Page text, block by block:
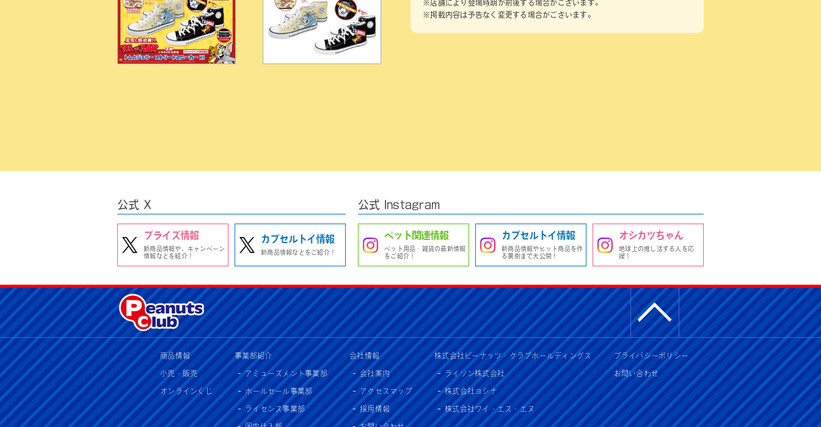
※店舗により登場時期が前後する場合がございます。
※掲載内容は予告なく変更する場合がございます。
公式 X
プライズ情報
新商品情報や、キャンペーン
情報などを紹介！
カプセルトイ情報
新商品情報などをご紹介！
公式 Instagram
ペット関連情報
ペット用品・雑貨の最新情報
をご紹介！
カプセルトイ情報
新商品情報やヒット商品を作
る裏側まで大公開！
オシカツちゃん
地球上の推し活する人を応
援！
商品情報
小売・販売
オンラインくじ
事業部紹介
アミューズメント事業部
ホールセール事業部
ライセンス事業部
会社情報
会社案内
アクセスマップ
採用情報
株式会社ピーナッツ・クラブホールディングス
ライソン株式会社
株式会社ヨシナ
株式会社ワイ・エス・エヌ
プライバシーポリシー
お問い合わせ